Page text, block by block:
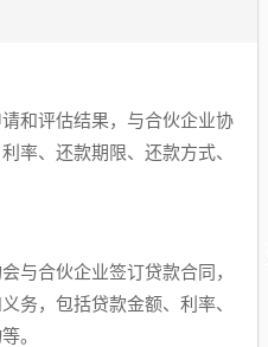
和评估结果，与合伙企业协
率、还款期限、还款方式、
与合伙企业签订贷款合同，
务，包括贷款金额、利率、
。